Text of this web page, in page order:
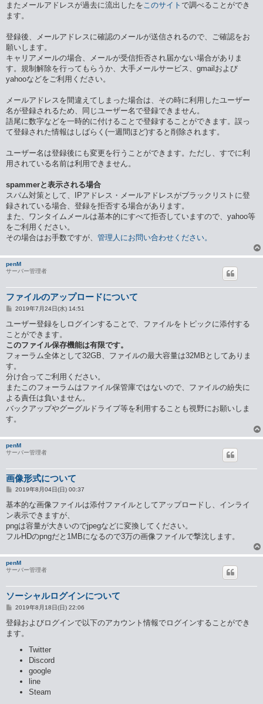
またメールアドレスが過去に流出したをこのサイト で調べることができ
ます。
登録後、メールアドレスに確認のメールが送信されるので、ご確認をお
願いします。
キャリアメールの場合、メールが受信拒否され届かない場合がありま
す。規制解除を行ってもらうか、大手メールサービス、gmailおよび
yahooなどをご利用ください。
メールアドレスを間違えてしまった場合は、その時に利用したユーザー
名が登録されるため、同じユーザー名で登録できません。
語尾に数字などを一時的に付けることで登録することができます。誤っ
て登録された情報はしばらく(一週間ほど)すると削除されます。
ユーザー名は登録後にも変更を行うことができます。ただし、すでに利
用されている名前は利用できません。
spammerと表示される場合
スパム対策として、IPアドレス・メールアドレスがブラックリストに登
録されている場合、登録を拒否する場合があります。
また、ワンタイムメールは基本的にすべて拒否していますので、yahoo等
をご利用ください。
その場合はお手数ですが、 管理人にお問い合わせください。
penM
サーバー管理者
ファイルのアップロードについて
投
記
2019年7月24日(水) 14:51
ユーザー登録をしログインすることで、ファイルをトピックに添付する
ことができます。
このファイル保存機能は有限です。
フォーラム全体として32GB、ファイルの最大容量は32MBとしてありま
す。
分け合ってご利用ください。
またこのフォーラムはファイル保管庫ではないので、ファイルの紛失に
よる責任は負いません。
バックアップやグーグルドライブ等を利用することも視野にお願いしま
す。
penM
サーバー管理者
画像形式について
投
記
事
2019年8月04日(日) 00:37
基本的な画像ファイルは添付ファイルとしてアップロードし、インライ
ン表示できますが、
pngは容量が大きいのでjpegなどに変換してください。
フルHDのpngだと1MBになるので3万の画像ファイルで撃沈します。
penM
サーバー管理者
ソーシャルログインについて
投
記
事
2019年8月18日(日) 22:06
登録およびログインで以下のアカウント情報でログインすることができ
ます。
Twitter
Discord
google
line
Steam